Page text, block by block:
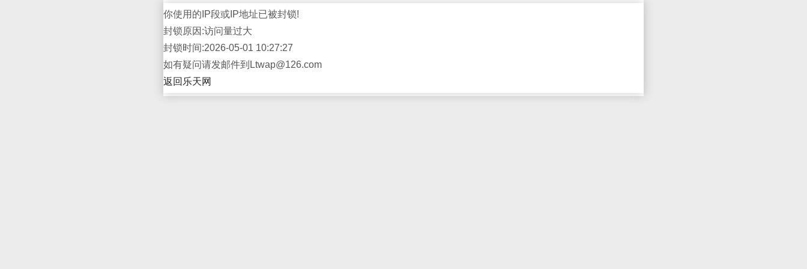
你使用的IP段或IP地址已被封锁!
封锁原因:访问量过大
封锁时间:2026-05-01 10:27:27
如有疑问请发邮件到Ltwap@126.com
返回乐天网